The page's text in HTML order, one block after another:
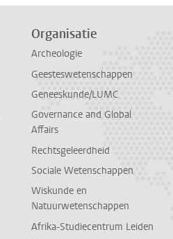
Organisatie
Archeologie
Geesteswetenschappen
Geneeskunde/LUMC
Governance and Global
Affairs
Rechtsgeleerdheid
Sociale Wetenschappen
Wiskunde en
Natuurwetenschappen
Afrika-Studiecentrum Leiden